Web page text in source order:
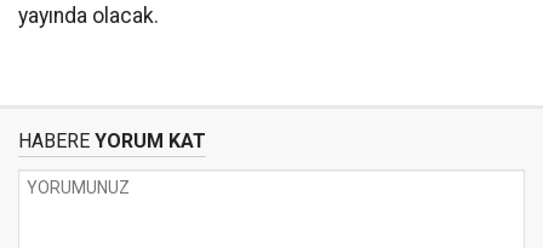
yayında olacak.
HABERE YORUM KAT